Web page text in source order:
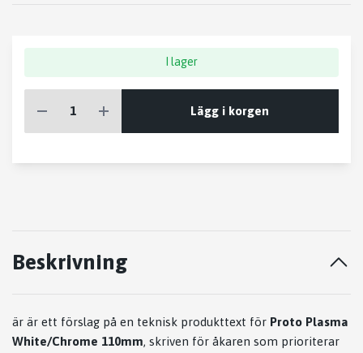
I lager
Lägg i korgen
Beskrivning
är är ett förslag på en teknisk produkttext för Proto Plasma
White/Chrome 110mm, skriven för åkaren som prioriterar